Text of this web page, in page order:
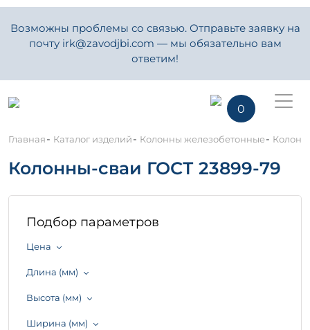
Возможны проблемы со связью. Отправьте заявку на
почту irk@zavodjbi.com — мы обязательно вам
ответим!
0
Главная- Каталог изделий- Колонны железобетонные-
Колонны-сваи ГОСТ 23899-79
Подбор параметров
Цена
Длина (мм)
Высота (мм)
Ширина (мм)